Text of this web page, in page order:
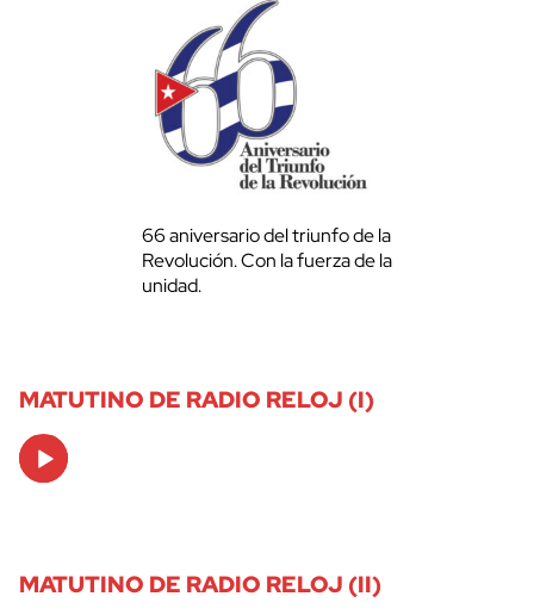
66 aniversario del triunfo de la
Revolución. Con la fuerza de la
unidad.
MATUTINO DE RADIO RELOJ (I)
Audio
Player
MATUTINO DE RADIO RELOJ (II)